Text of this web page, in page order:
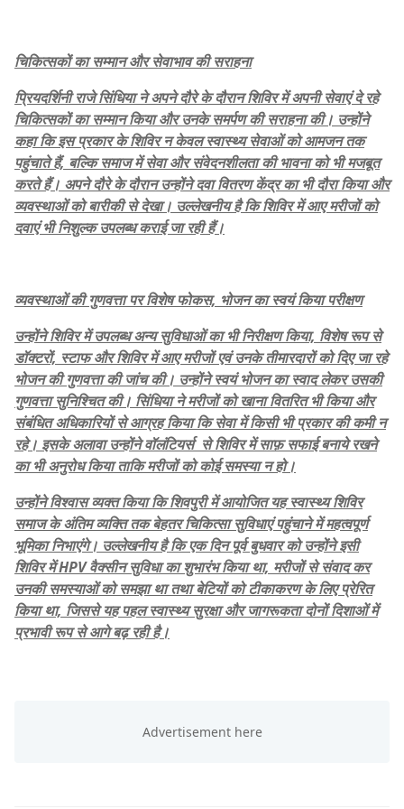
चिकित्सकों का सम्मान और सेवाभाव की सराहना
प्रियदर्शिनी राजे सिंधिया ने अपने दौरे के दौरान शिविर में अपनी सेवाएं दे रहे
चिकित्सकों का सम्मान किया और उनके समर्पण की सराहना की। उन्होंने
कहा कि इस प्रकार के शिविर न केवल स्वास्थ्य सेवाओं को आमजन तक
पहुंचाते हैं, बल्कि समाज में सेवा और संवेदनशीलता की भावना को भी मजबूत
करते हैं। अपने दौरे के दौरान उन्होंने दवा वितरण केंद्र का भी दौरा किया और
व्यवस्थाओं को बारीकी से देखा। उल्लेखनीय है कि शिविर में आए मरीजों को
दवाएं भी निशुल्क उपलब्ध कराई जा रही हैं।
व्यवस्थाओं की गुणवत्ता पर विशेष फोकस, भोजन का स्वयं किया परीक्षण
उन्होंने शिविर में उपलब्ध अन्य सुविधाओं का भी निरीक्षण किया, विशेष रूप से
डॉक्टरों, स्टाफ और शिविर में आए मरीजों एवं उनके तीमारदारों को दिए जा रहे
भोजन की गुणवत्ता की जांच की। उन्होंने स्वयं भोजन का स्वाद लेकर उसकी
गुणवत्ता सुनिश्चित की। सिंधिया ने मरीजों को खाना वितरित भी किया और
संबंधित अधिकारियों से आग्रह किया कि सेवा में किसी भी प्रकार की कमी न
रहे। इसके अलावा उन्होंने वॉलंटियर्स से शिविर में साफ़ सफाई बनाये रखने
का भी अनुरोध किया ताकि मरीजों को कोई समस्या न हो।
उन्होंने विश्वास व्यक्त किया कि शिवपुरी में आयोजित यह स्वास्थ्य शिविर
समाज के अंतिम व्यक्ति तक बेहतर चिकित्सा सुविधाएं पहुंचाने में महत्वपूर्ण
भूमिका निभाएंगे। उल्लेखनीय है कि एक दिन पूर्व बुधवार को उन्होंने इसी
शिविर में HPV वैक्सीन सुविधा का शुभारंभ किया था, मरीजों से संवाद कर
उनकी समस्याओं को समझा था तथा बेटियों को टीकाकरण के लिए प्रेरित
किया था, जिससे यह पहल स्वास्थ्य सुरक्षा और जागरूकता दोनों दिशाओं में
प्रभावी रूप से आगे बढ़ रही है।